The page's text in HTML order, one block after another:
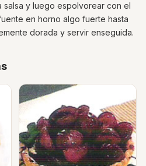
salsa y luego espolvorear con el
en horno algo fuerte hasta
dorada y servir enseguida.